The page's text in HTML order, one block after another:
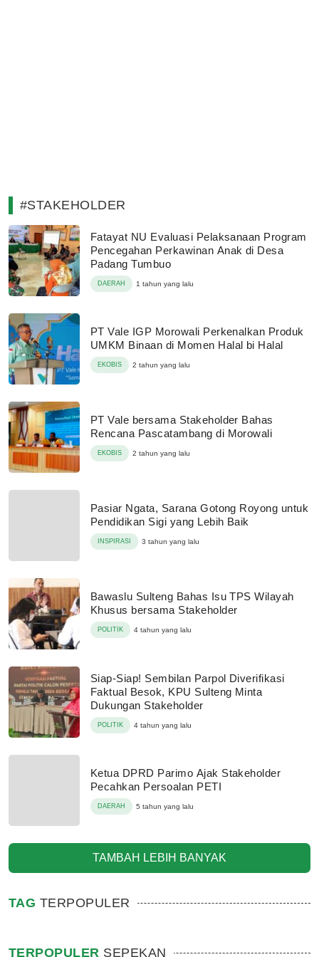
#STAKEHOLDER
Fatayat NU Evaluasi Pelaksanaan Program
Pencegahan Perkawinan Anak di Desa
Padang Tumbuo
DAERAH 1 tahun yang lalu
PT Vale IGP Morowali Perkenalkan Produk
UMKM Binaan di Momen Halal bi Halal
EKOBIS 2 tahun yang lalu
PT Vale bersama Stakeholder Bahas
Rencana Pascatambang di Morowali
EKOBIS 2 tahun yang lalu
Pasiar Ngata, Sarana Gotong Royong untuk
Pendidikan Sigi yang Lebih Baik
INSPIRASI 3 tahun yang lalu
Bawaslu Sulteng Bahas Isu TPS Wilayah
Khusus bersama Stakeholder
POLITIK 4 tahun yang lalu
Siap-Siap! Sembilan Parpol Diverifikasi
Faktual Besok, KPU Sulteng Minta
Dukungan Stakeholder
POLITIK 4 tahun yang lalu
Ketua DPRD Parimo Ajak Stakeholder
Pecahkan Persoalan PETI
DAERAH 5 tahun yang lalu
TAMBAH LEBIH BANYAK
TAG TERPOPULER
TERPOPULER SEPEKAN